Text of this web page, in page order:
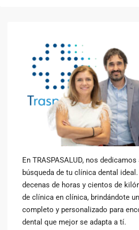
En TRASPASALUD, nos
búsqueda de tu clínica dental
decenas de horas y cientos de
de clínica en clínica, brindándote
completo y personalizado para
dental que mejor se adapta a tí.